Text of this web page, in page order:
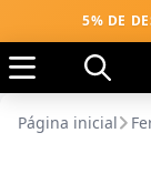
5% DE
Página inicial